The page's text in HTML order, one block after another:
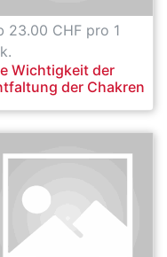
23.00 CHF pro 1
Wichtigkeit der
der Chakren